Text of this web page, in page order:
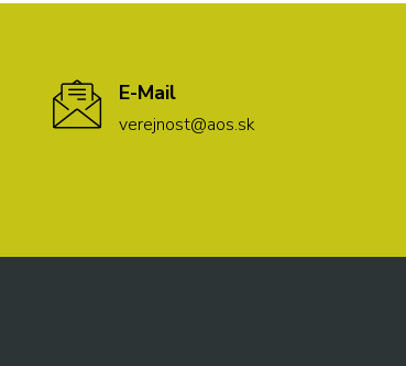
E-Mail
verejnost@aos.sk